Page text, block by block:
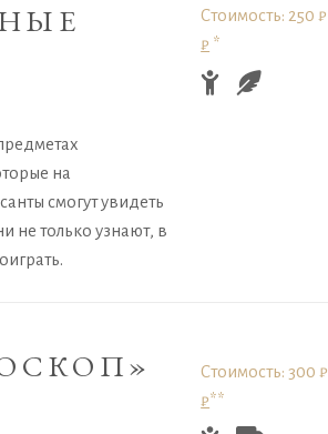
на
смогут увидеть
не только узнают, в
Стоимость: 250
₽ *
Стоимость: 300
₽**